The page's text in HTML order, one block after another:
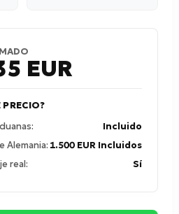
EUR
PRECIO?
Incluido
Alemania: 1.500 EUR Incluidos
real:
Sí